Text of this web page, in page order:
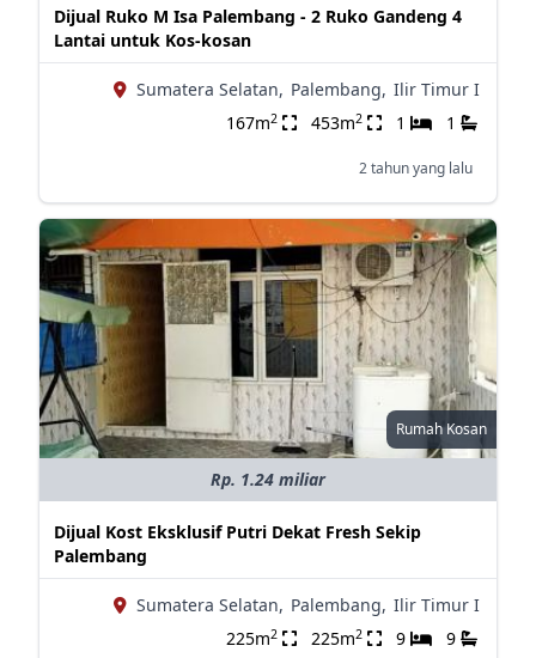
Dijual Ruko M Isa Palembang - 2 Ruko Gandeng 4
Lantai untuk Kos-kosan
Sumatera Selatan, Palembang, Ilir Timur I
167m2 453m2 1 1
2 tahun yang lalu
Rumah Kosan
Rp. 1.24 miliar
Dijual Kost Eksklusif Putri Dekat Fresh Sekip
Palembang
Sumatera Selatan, Palembang, Ilir Timur I
225m2 225m2 9 9